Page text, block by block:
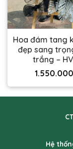
Hoa đám tang
đẹp sang
trắng –
1.550.000
Hệ